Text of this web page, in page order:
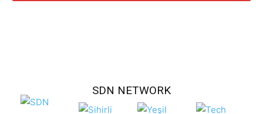
SDN NETWORK